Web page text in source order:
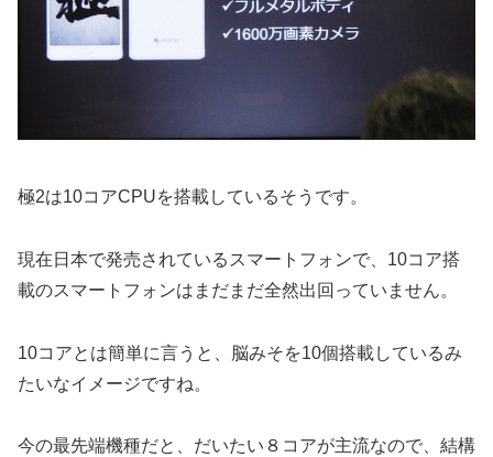
極2は10コアCPUを搭載しているそうです。
現在日本で発売されているスマートフォンで、10コア搭
載のスマートフォンはまだまだ全然出回っていません。
10コアとは簡単に言うと、脳みそを10個搭載しているみ
たいなイメージですね。
今の最先端機種だと、だいたい８コアが主流なので、結構